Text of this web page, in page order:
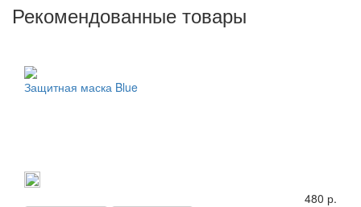
Рекомендованные товары
Защитная маска Blue
480 р.